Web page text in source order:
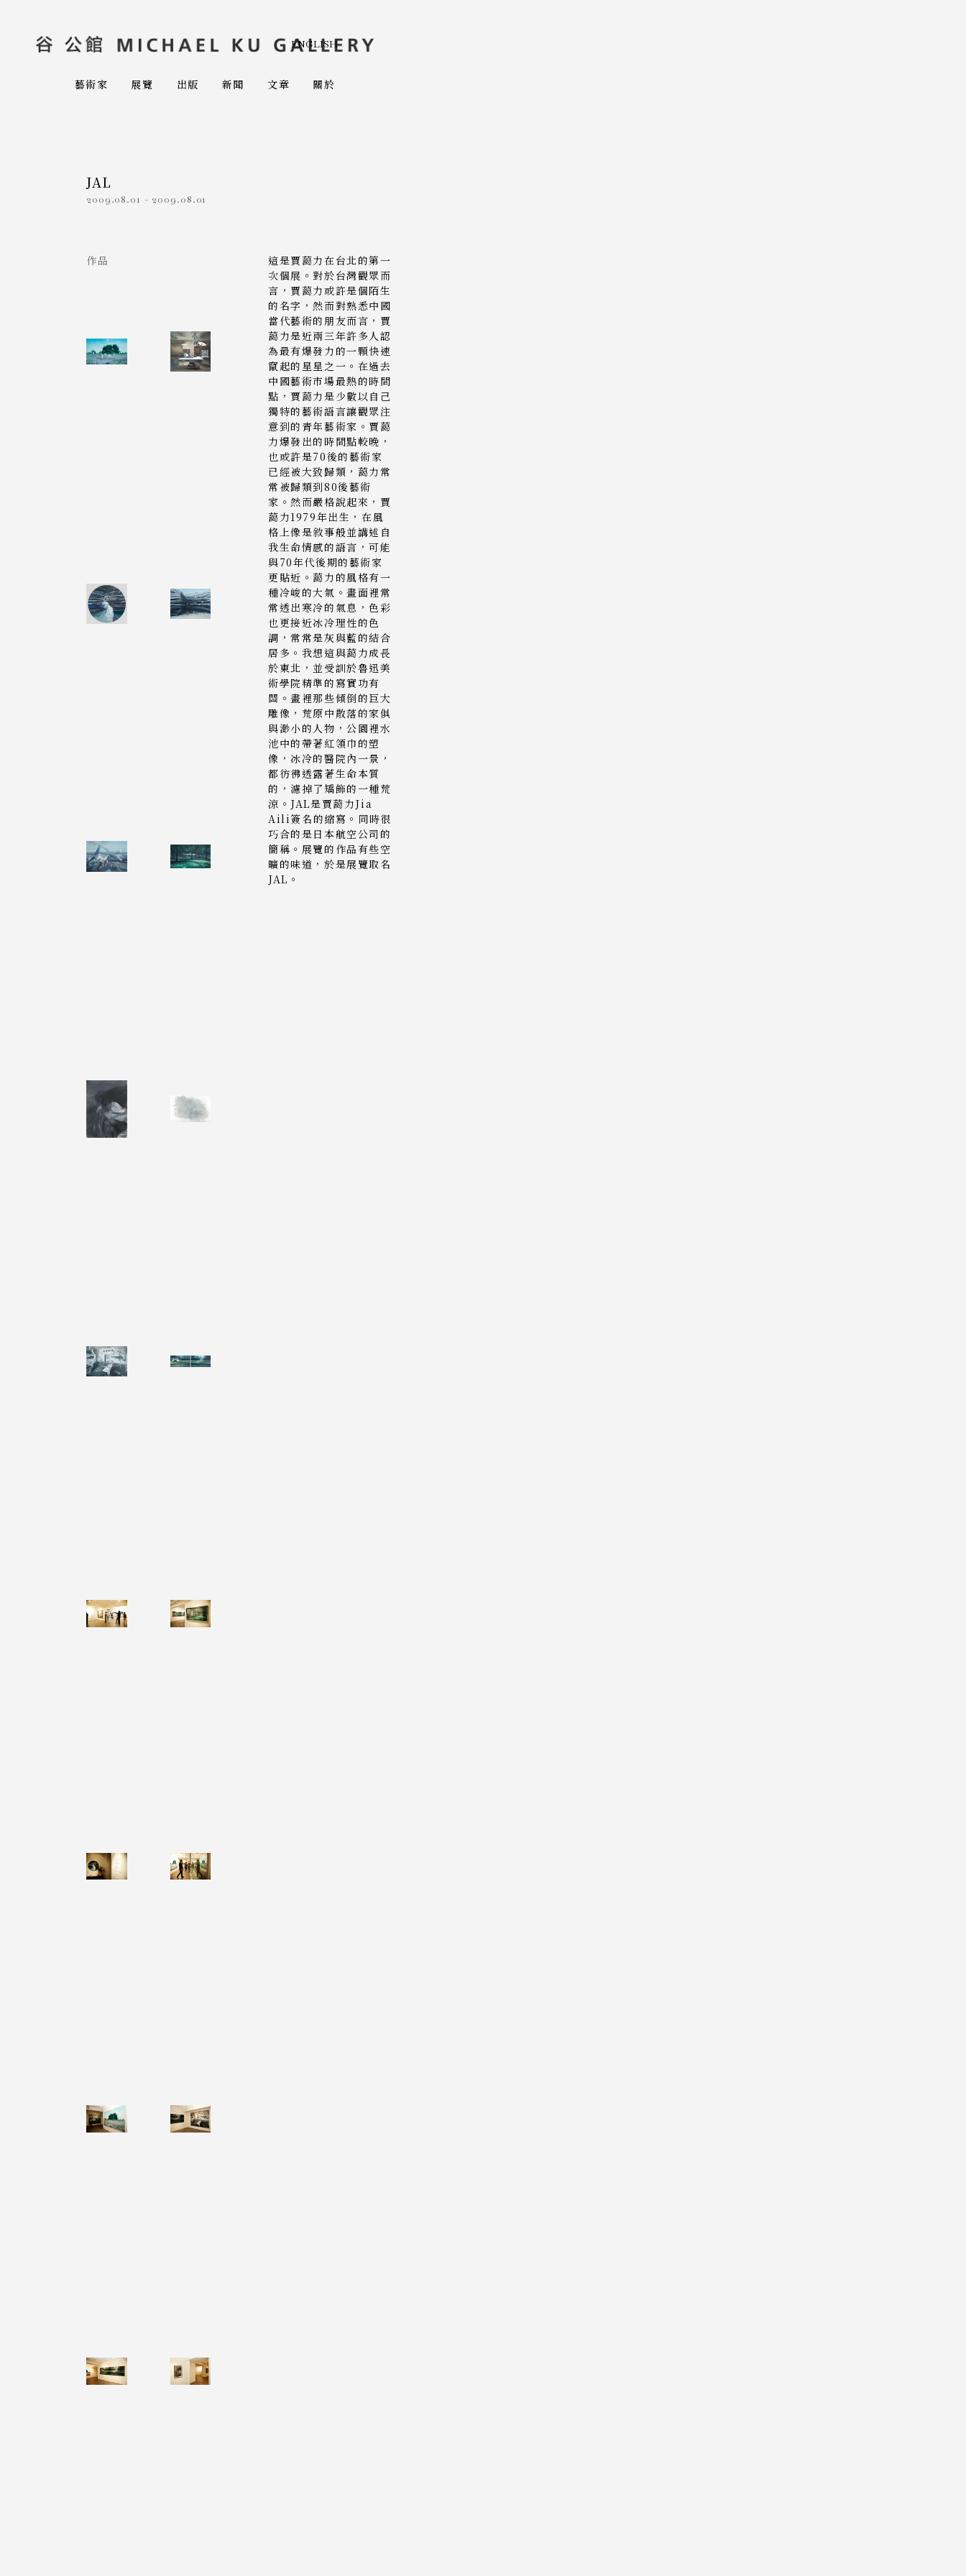
藝術家 展覽 出版 新聞 文章 關於
ENGLISH
JAL
2009.08.01 - 2009.08.01
作品
這是賈藹力在台北的第一
次個展。對於台灣觀眾而
言，賈藹力或許是個陌生
的名字，然而對熟悉中國
當代藝術的朋友而言，賈
藹力是近兩三年許多人認
為最有爆發力的一顆快速
竄起的星星之一。在過去
中國藝術市場最熱的時間
點，賈藹力是少數以自己
獨特的藝術語言讓觀眾注
意到的青年藝術家。賈藹
力爆發出的時間點較晚，
也或許是70後的藝術家
已經被大致歸類，藹力常
常被歸類到80後藝術
家。然而嚴格說起來，賈
藹力1979年出生，在風
格上像是敘事般並講述自
我生命情感的語言，可能
與70年代後期的藝術家
更貼近。藹力的風格有一
種冷峻的大氣。畫面裡常
常透出寒冷的氣息，色彩
也更接近冰冷理性的色
調，常常是灰與藍的結合
居多。我想這與藹力成長
於東北，並受訓於魯迅美
術學院精準的寫實功有
關。畫裡那些傾倒的巨大
雕像，荒原中散落的家俱
與渺小的人物，公園裡水
池中的帶著紅領巾的塑
像，冰冷的醫院內一景，
都彷彿透露著生命本質
的，濾掉了矯飾的一種荒
涼。JAL是賈藹力Jia
Aili簽名的縮寫。同時很
巧合的是日本航空公司的
簡稱。展覽的作品有些空
曠的味道，於是展覽取名
JAL。